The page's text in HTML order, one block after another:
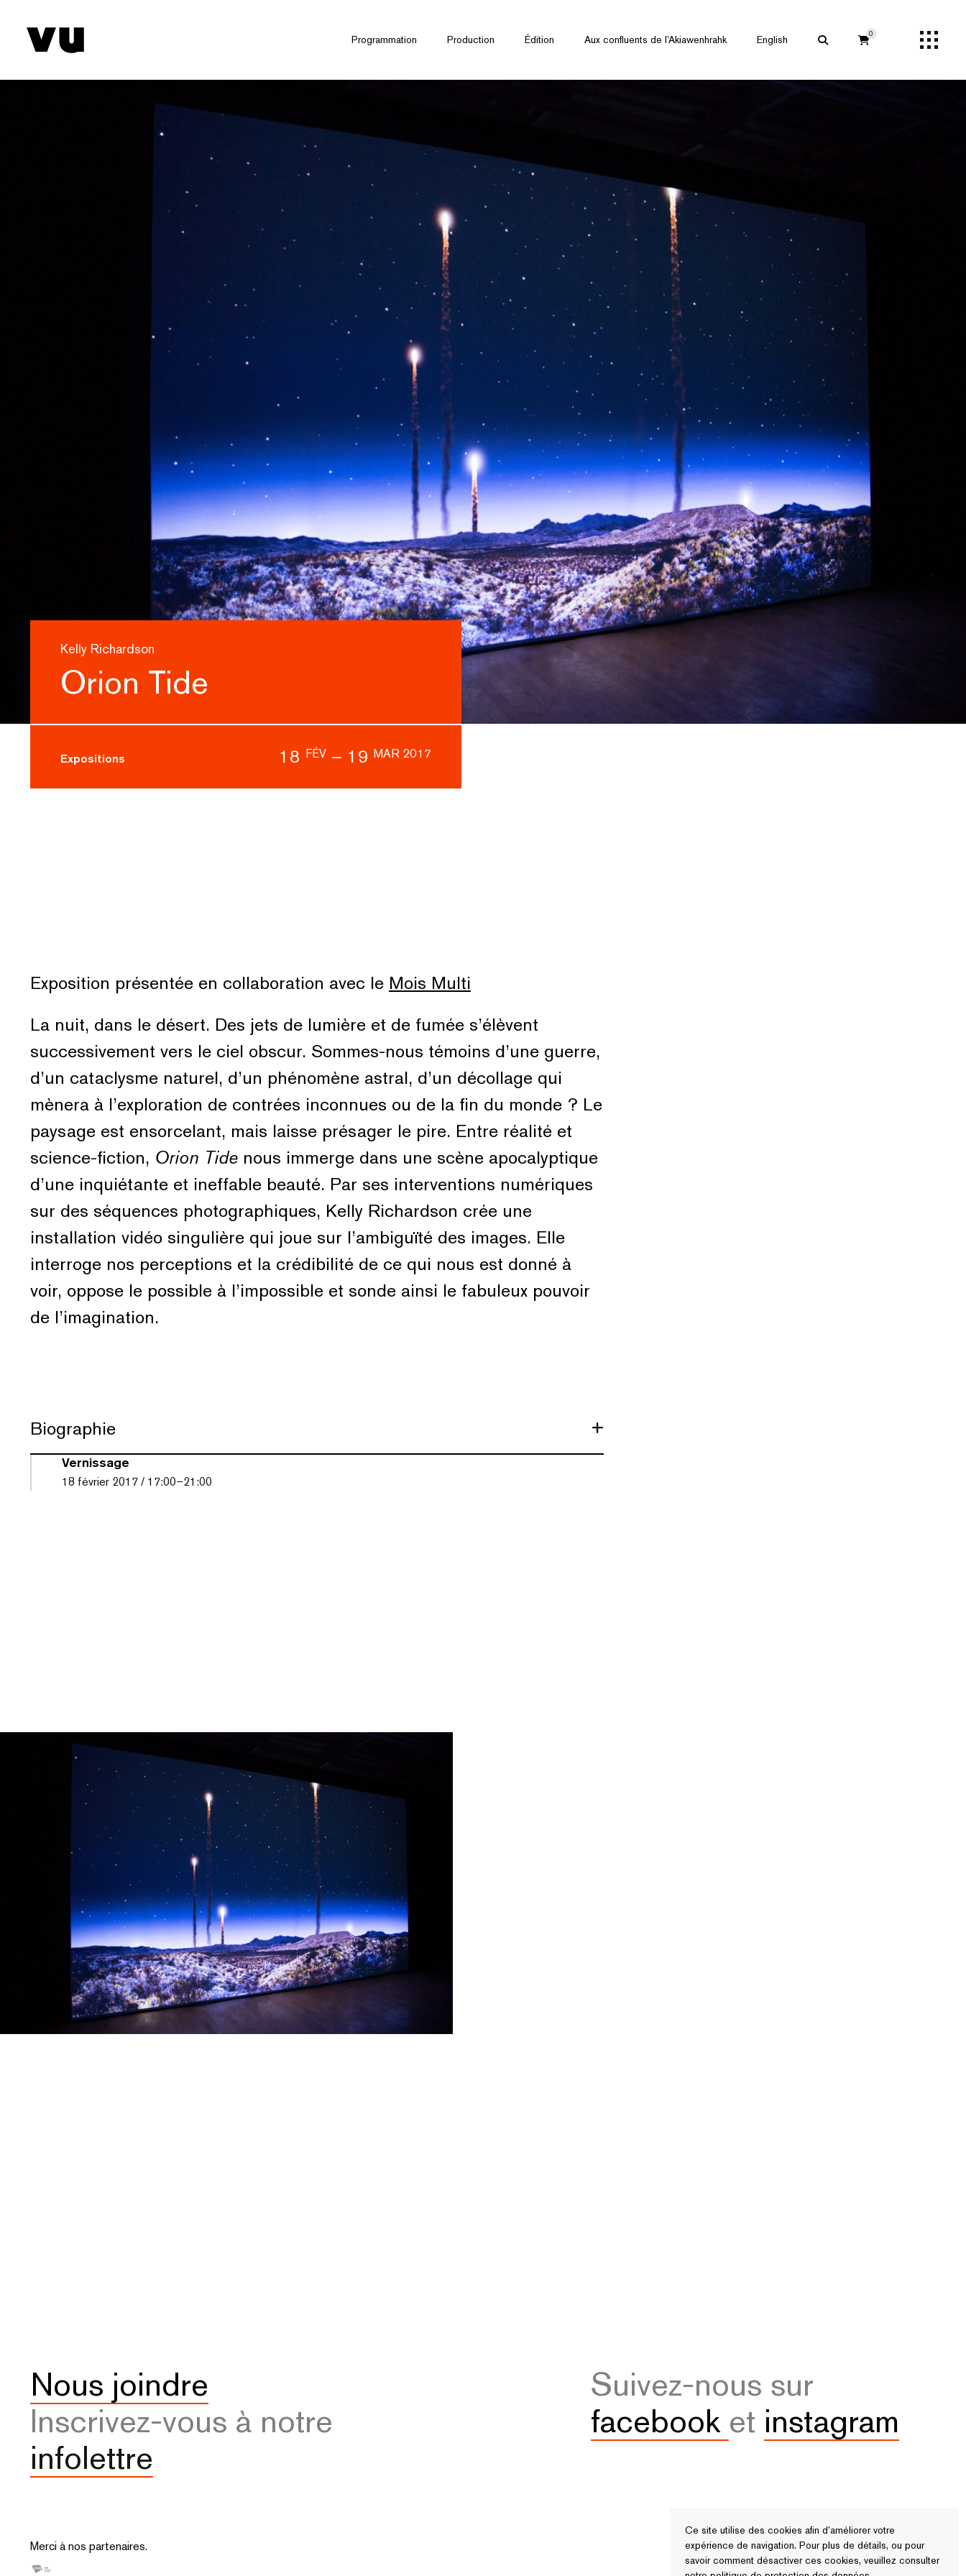
Programmation Production Édition Aux confluents de l’Akiawenhrahk English
0
Kelly Richardson
Orion Tide
Expositions 18 FÉV – 19 MAR 2017
Exposition présentée en collaboration avec le Mois Multi
La nuit, dans le désert. Des jets de lumière et de fumée s’élèvent
successivement vers le ciel obscur. Sommes-nous témoins d’une guerre,
d’un cataclysme naturel, d’un phénomène astral, d’un décollage qui
mènera à l’exploration de contrées inconnues ou de la fin du monde ? Le
paysage est ensorcelant, mais laisse présager le pire. Entre réalité et
science-fiction, Orion Tide nous immerge dans une scène apocalyptique
d’une inquiétante et ineffable beauté. Par ses interventions numériques
sur des séquences photographiques, Kelly Richardson crée une
installation vidéo singulière qui joue sur l’ambiguïté des images. Elle
interroge nos perceptions et la crédibilité de ce qui nous est donné à
voir, oppose le possible à l’impossible et sonde ainsi le fabuleux pouvoir
de l’imagination.
Biographie
Vernissage
18 février 2017 / 17:00–21:00
Nous joindre
Inscrivez-vous à notre
infolettre
Suivez-nous sur
facebook et instagram
Merci à nos partenaires.
Ce site utilise des cookies afin d’améliorer votre
expérience de navigation. Pour plus de détails, ou pour
savoir comment désactiver ces cookies, veuillez consulter